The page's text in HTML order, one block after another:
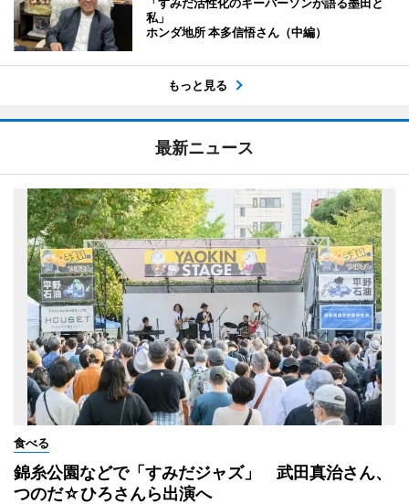
私」
ホンダ地所 本多信悟さん（中編）
もっと見る
最新ニュース
食べる
錦糸公園などで「すみだジャズ」 武田真治さん、
つのだ☆ひろさんら出演へ